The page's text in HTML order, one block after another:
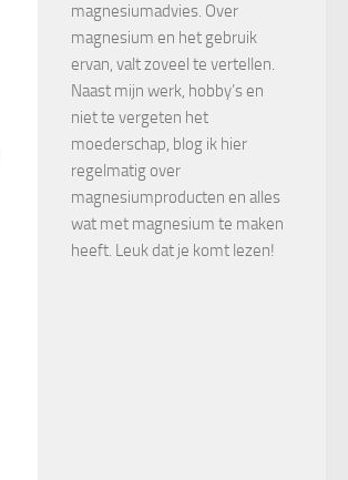
magnesiumadvies. Over
magnesium en het gebruik
ervan, valt zoveel te vertellen.
Naast mijn werk, hobby’s en
niet te vergeten het
moederschap, blog ik hier
regelmatig over
magnesiumproducten en alles
wat met magnesium te maken
heeft. Leuk dat je komt lezen!